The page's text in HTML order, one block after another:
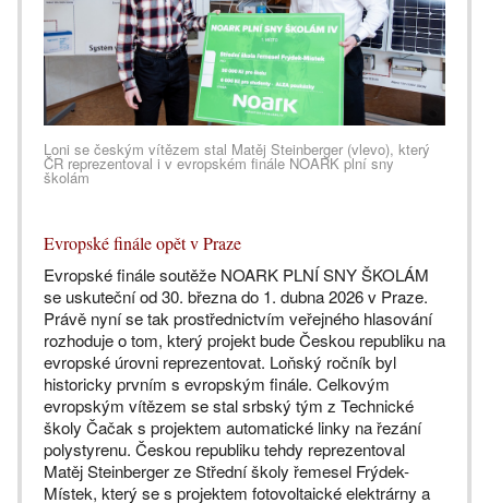
Loni se českým vítězem stal Matěj Steinberger (vlevo), který
ČR reprezentoval i v evropském finále NOARK plní sny
školám
Evropské finále opět v Praze
Evropské finále soutěže NOARK PLNÍ SNY ŠKOLÁM
se uskuteční od 30. března do 1. dubna 2026 v Praze.
Právě nyní se tak prostřednictvím veřejného hlasování
rozhoduje o tom, který projekt bude Českou republiku na
evropské úrovni reprezentovat. Loňský ročník byl
historicky prvním s evropským finále. Celkovým
evropským vítězem se stal srbský tým z Technické
školy Čačak s projektem automatické linky na řezání
polystyrenu. Českou republiku tehdy reprezentoval
Matěj Steinberger ze Střední školy řemesel Frýdek-
Místek, který se s projektem fotovoltaické elektrárny a